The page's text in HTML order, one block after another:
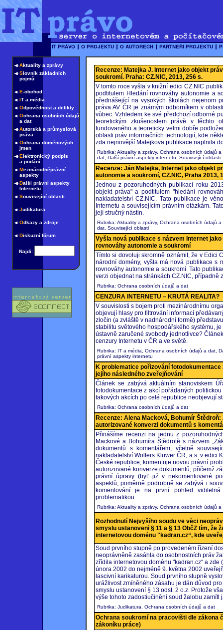
Aktuality a zprávy
Slovník základních
pojmů
E-obchod
IT a média
Odpovědnost a delikty
Ochrana osobních údajů
a dat
Autorská a průmyslová
práva
Ochrana doménových
jmen
Elektronický podpis
a podání
Mezinárodněprávní
aspekty
Další právní aspekty
Internetu
Související oblasti
Judikatura
Odkazy a zdroje
Diskuzní fórum
Najdi:
Recenze: Matejka J. Internet jako objekt
soukromí. Praha: CZ.NIC, 2013, 256 s.
V tomto roce vyšla v knižní edici CZ.NIC
podtitulem Hledání rovnováhy autonomie a
přednášející na vysokých školách nejenom
práva AV ČR je známým odborníkem v
vůbec. Vzhledem ke své předchozí odborné
teoretickým zkušenostem právě v těchto
fundovaného a teoreticky velmi dobře
oblasti práv informačních technologií, kde
zda nejnovější Matejkova publikace naplnila
Rubrika: Aktuality a zprávy, Ochrana osobních údajů a
dat, Další právní aspekty internetu, Související oblasti
Recenze: Ján Matejka, Internet jako objekt
autonomie a soukromí, CZ.NIC, Praha 2013,
Jednou z pozoruhodných publikací roku
objekt práva" a podtitulem "hledání
nakladatelství CZ.NIC. Tato publikace je
Internetu a souvisejícím právním otázkám.
její stručný nástin.
Rubrika: Aktuality a zprávy, Ochrana osobních údajů a
dat, Související oblasti
Vyšla nová publikace s názvem Internet
rovnováhy autonomie a soukromí
Tímto si dovoluji skromně oznámit, že v Edici
národní domény, vyšla má nová publikace s
rovnováhy autonomie a soukromí. Tato
verzi objednat na stránkách CZ.NIC, případně
Rubrika: Ochrana osobních údajů a dat
CENZURA INTERNETU – KRUTÁ REALITA?
V souvislosti s bojem proti mezinárodnímu
objevují hlasy pro filtrování informací
zločin (a zvláště v nadnárodní formě)
stabilitu světového hospodářského systému,
ústavně zaručené svobody jednotlivce?
cenzury Internetu v ČR a ve světě.
Rubrika: IT a média, Ochrana osobních údajů a dat,
právní aspekty internetu
K problematice pořizování
jejího následného zveřejňování
Článek se zabývá aktuálním stanoviskem
fotodokumentace z akcí pořádaných
takových akcích po celé republice neobjevují
Rubrika: Ochrana osobních údajů a dat
Recenze: Alena Macková, Bohumír
autorizované konverzi dokumentů s
Přinášíme recenzi na jednu z
Mackové a Bohumíra Štědrotě s názvem
dokumentů s komentářem, včetně
nakladatelství Wolters Kluwer ČR, a.s. v edici
České republice, komentuje novou právní
autorizované konverze dokumentů, přičemž
právní úpravy (byť již v nekomentované
aspektů, poměrně podrobně se zabývá i
komentování je na první pohled
problematikou.
Rubrika: Aktuality a zprávy, Ochrana osobních údajů a
Rozhodnutí Nejvyšího soudu ve věci
smyslu ustanovení § 11 a § 13 ObčZ tím, že
internetovou doménu "kadran.cz“, kde
Soud prvního stupně po provedeném řízení
neoprávněně zasáhla do osobnostních práv
zřídila internetovou doménu "kadran.cz“ a
února 2002 do nejméně 9. května 2002
lascivní karikaturou. Soud prvního stupně
urážlivost zmíněného zásahu je dán důvod
smyslu ustanovení § 13 odst. 2 o.z. Protože
výše tohoto zadostiučinění soud žalobu zamítl
Rubrika: Judikatura, Ochrana osobních údajů a dat
Ochrana soukromí na pracovišti dle zákona
zákoníku práce)